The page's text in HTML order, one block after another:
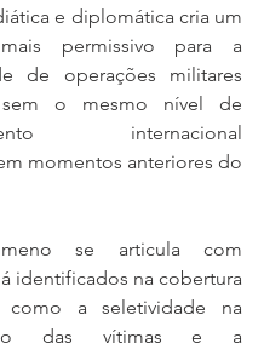
e diplomática cria um
permissivo para a
de operações militares
sem o mesmo nível de
internacional
momentos anteriores do
se articula com
identificados na cobertura
como a seletividade na
das vítimas e a